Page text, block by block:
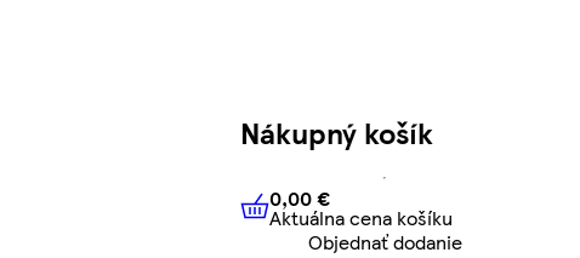
Nákupný košík
0,00 € Aktuálna cena košíku
0,00 €
Aktuálna cena košíku
Objednať dodanie